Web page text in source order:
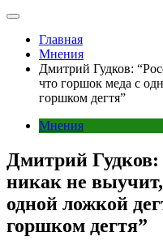
Главная
Мнения
Дмитрий Гудков:
что горшок меда с
горшком дегтя”
Мнения
Дмитрий Гудков:
никак не
одной ложкой
горшком дегтя”